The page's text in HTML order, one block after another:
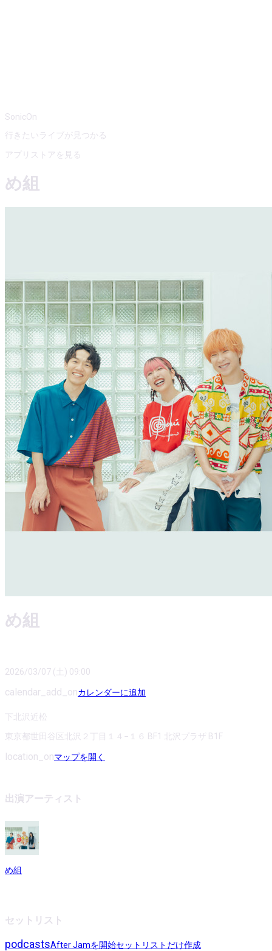
SonicOn
行きたいライブが見つかる
アプリストアを見る
め組
め組
2026/03/07 (土) 09:00
calendar_add_onカレンダーに追加
下北沢近松
東京都世田谷区北沢２丁目１４−１６ BF1 北沢プラザ B1F
location_onマップを開く
出演アーティスト
め組
セットリスト
podcastsAfter Jamを開始セットリストだけ作成